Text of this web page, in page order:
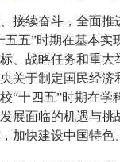
接续奋斗，全面
五”时期在基本
、战略任务和重
关于制定国民经
“十四五”时期在
展面临的机遇与
加快建设中国特色